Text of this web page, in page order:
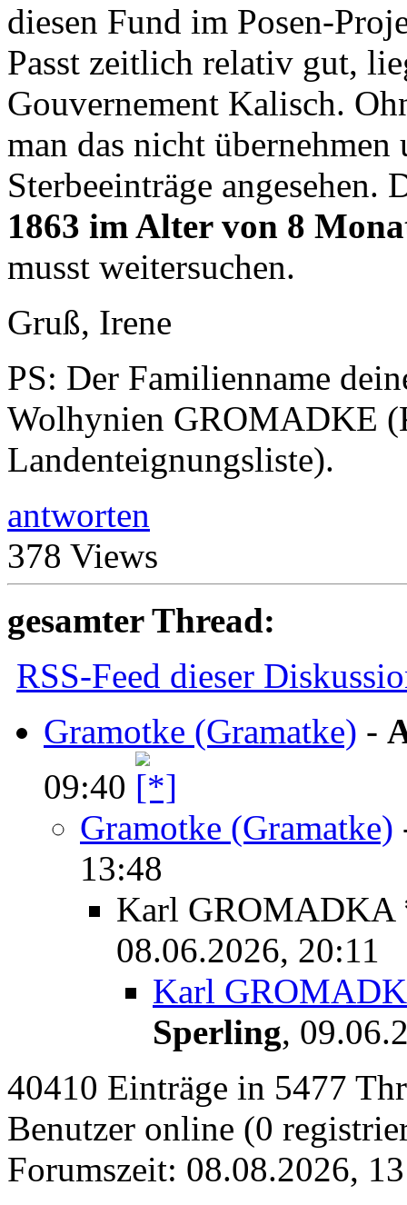
diesen Fund im Posen-
Passt zeitlich relativ gut,
Gouvernement Kalisch.
man das nicht
Sterbeeinträge angesehen.
1863 im Alter von 8
musst weitersuchen.
Gruß, Irene
PS: Der Familienname
Wolhynien GROMADKE
Landenteignungsliste).
antworten
378 Views
gesamter Thread:
RSS-Feed dieser
Gramotke (Gramatke) -
09:40
Gramotke (Gramatke)
13:48
Karl GROMADKA
08.06.2026, 20:11
Karl
Sperling,
40410 Einträge in 5477
Benutzer online (0
Forumszeit: 08.08.2026,